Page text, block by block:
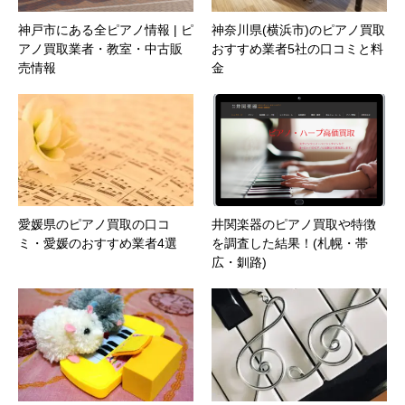
神戸市にある全ピアノ情報 | ピ
アノ買取業者・教室・中古販
売情報
神奈川県(横浜市)のピアノ買取
おすすめ業者5社の口コミと料
金
愛媛県のピアノ買取の口コ
ミ・愛媛のおすすめ業者4選
井関楽器のピアノ買取や特徴
を調査した結果！(札幌・帯
広・釧路)